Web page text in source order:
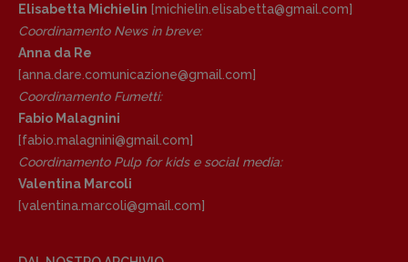
Grasso , Fabio Malagnini,Valentina
Marcoli,Elisabetta Michielin
Spallina
CONTATTI
Case editrici e coordinamento
recensioni:
Elio Grasso[eliovoyager@gmail.com]
Coordinamento Primo Piano
Elisabetta Michielin
Elisabetta Michielin [michielin.elisabetta@gmail.com]
Coordinamento News in breve:
Anna da Re
[anna.dare.comunicazione@gmail. com]
Coordinamento Fumetti:
Fabio Malagnini
[fabio.malagnini@gmail. com]
Coordinamento Pulp for kids e social media:
Valentina Marcoli
[valentina.marcoli@gmail. com]